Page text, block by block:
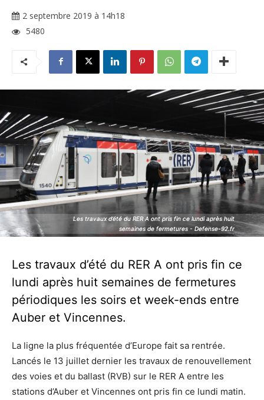
2 septembre 2019 à 14h18
5480
Les travaux d’été du RER A ont pris fin ce lundi après huit
semaines de fermetures - Defense-92.fr
Les travaux d’été du RER A ont pris fin ce lundi après huit
semaines de fermetures - Defense-92.fr
Les travaux d’été du RER A ont pris fin ce
lundi après huit semaines de fermetures
périodiques les soirs et week-ends entre
Auber et Vincennes.
La ligne la plus fréquentée d’Europe fait sa rentrée.
Lancés le 13 juillet dernier les travaux de renouvellement
des voies et du ballast (RVB) sur le RER A entre les
stations d’Auber et Vincennes ont pris fin ce lundi matin.